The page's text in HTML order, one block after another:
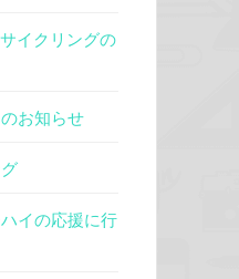
イクリングの
お知らせ
イの応援に行